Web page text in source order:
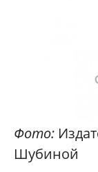
Фото:
Шубиной